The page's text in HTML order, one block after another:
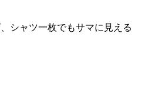
シャツ一枚でもサマに見える